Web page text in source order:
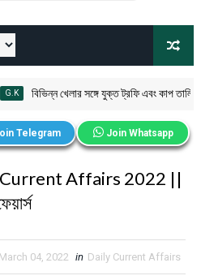
বিভিন্ন খেলার সঙ্গে যুক্ত ট্রফি এবং কাপ তালিকা
Telegram Join Whatsapp
Affairs 2022 ||
04, 2022 in Daily Current Affairs